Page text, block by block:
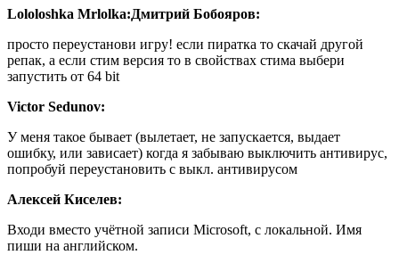
Lololoshka Mrlolka:Дмитрий Бобояров:
просто переустанови игру! если пиратка то скачай другой
репак, а если стим версия то в свойствах стима выбери
запустить от 64 bit
Victor Sedunov:
У меня такое бывает (вылетает, не запускается, выдает
ошибку, или зависает) когда я забываю выключить антивирус,
попробуй переустановить с выкл. антивирусом
Алексей Киселев:
Входи вместо учётной записи Microsoft, с локальной. Имя
пиши на английском.